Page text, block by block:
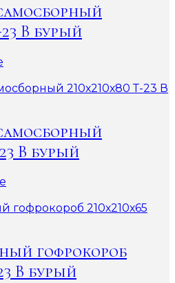
В бурый
В бурый
гофрокороб
В бурый